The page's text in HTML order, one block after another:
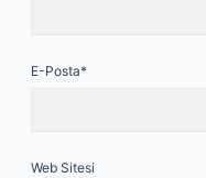
E-Posta*
Web Sitesi